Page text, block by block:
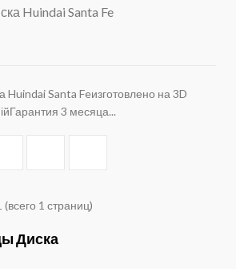
Huindai Santa Fe
Huindai Santa Feизготовлено на 3D
3 месяца...
1 страниц)
Диска